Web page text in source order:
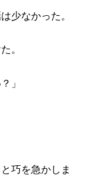
少なかった。
。
」
巧を急かしま